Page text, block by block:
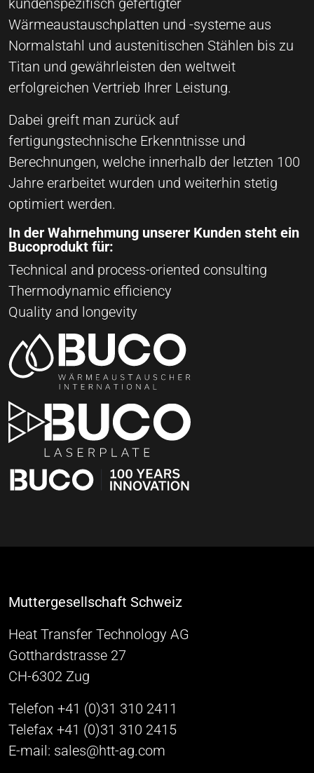
Wärmeaustauschplatten und -systeme aus
Normalstahl und austenitischen Stählen bis zu
Titan und gewährleisten den weltweit
erfolgreichen Vertrieb Ihrer Leistung.
Dabei greift man zurück auf
fertigungstechnische Erkenntnisse und
Berechnungen, welche innerhalb der letzten 100
Jahre erarbeitet wurden und weiterhin stetig
optimiert werden.
In der Wahrnehmung unserer Kunden steht ein
Bucoprodukt für:
Technical and process-oriented consulting
Thermodynamic efficiency
Quality and longevity
Muttergesellschaft Schweiz
Heat Transfer Technology AG
Gotthardstrasse 27
CH-6302 Zug
Telefon +41 (0)31 310 2411
Telefax +41 (0)31 310 2415
E-mail: sales@htt-ag.com